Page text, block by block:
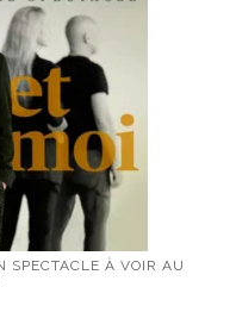
SPECTACLE À VOIR AU